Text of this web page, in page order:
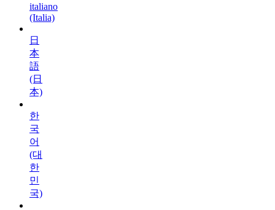
italiano
(Italia)
日
本
語
(日
本)
한
국
어
(대
한
민
국)